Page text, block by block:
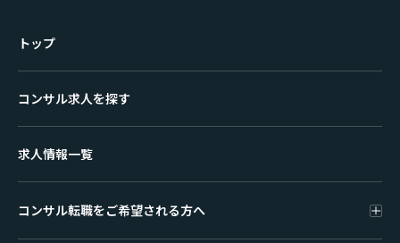
トップ
コンサル求人を探す
求人情報一覧
コンサル転職をご希望される方へ